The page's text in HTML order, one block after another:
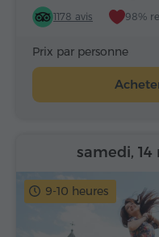
1178 avis 98%
Prix par personne
9-10 heures
samedi, 14